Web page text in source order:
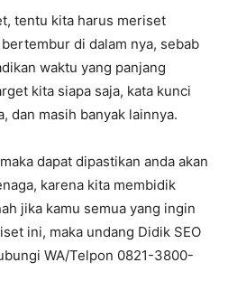
tentu kita harus meriset
di dalam nya, sebab
waktu yang panjang
kita siapa saja, kata kunci
dan masih banyak lainnya.
dapat dipastikan anda akan
karena kita membidik
jika kamu semua yang ingin
ini, maka undang Didik SEO
WA/Telpon 0821-3800-